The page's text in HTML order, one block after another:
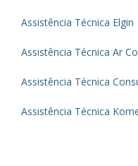
Assistência Técnica Elgin
Assistência Técnica Ar
Assistência Técnica
Assistência Técnica